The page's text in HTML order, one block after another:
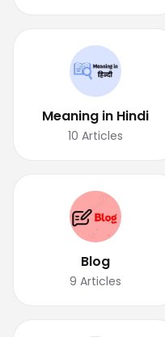
Meaning in Hindi
10 Articles
Blog
9 Articles